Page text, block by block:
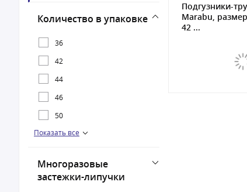
NB
S
XL
XXL
XXXL
Количество в упаковке
36
42
44
46
50
54
Показать все
Многоразовые
застежки-липучки
Подгузники-
Marabu,
42 ...